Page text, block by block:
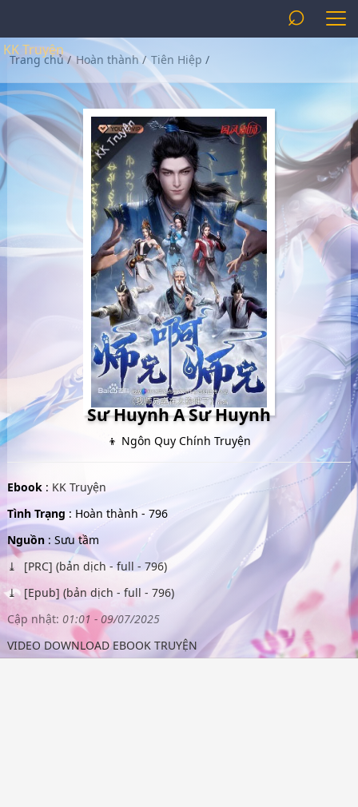
KK Truyện
⌕
Trang chủ/ Hoàn thành/ Tiên Hiệp /
Sư Huynh A Sư Huynh
👦 Ngôn Quy Chính Truyện
Ebook : KK Truyện
Tình Trạng : Hoàn thành - 796
Nguồn: Sưu tầm
[PRC] (bản dịch - full - 796)
[Epub] (bản dịch - full - 796)
Cập nhật: 01:01 - 09/07/2025
VIDEO DOWNLOAD EBOOK TRUYỆN